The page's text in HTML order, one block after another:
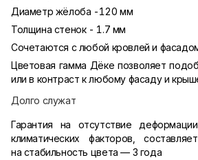
Диаметр жёлоба -120 мм
Толщина стенок - 1.7 мм
Сочетаются с любой кровлей и
Цветовая гамма Дёке позволяет
или в контраст к любому фасаду и
Долго служат
Гарантия на отсутствие
климатических факторов,
на стабильность цвета — 3 года